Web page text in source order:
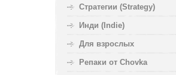
Стратегии (Strategy)
Инди (Indie)
Для взрослых
Репаки от Chovka